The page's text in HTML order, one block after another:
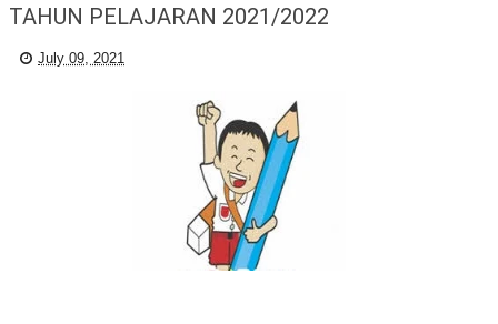
TAHUN PELAJARAN 2021/2022
July 09, 2021